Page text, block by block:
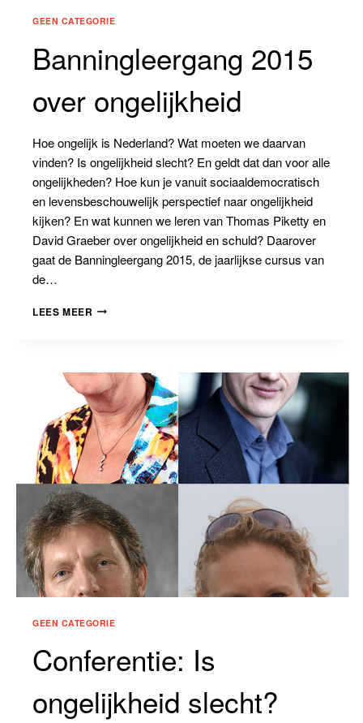
GEEN CATEGORIE
Banningleergang 2015
over ongelijkheid
Hoe ongelijk is Nederland? Wat moeten we daarvan
vinden? Is ongelijkheid slecht? En geldt dat dan voor alle
ongelijkheden? Hoe kun je vanuit sociaaldemocratisch
en levensbeschouwelijk perspectief naar ongelijkheid
kijken? En wat kunnen we leren van Thomas Piketty en
David Graeber over ongelijkheid en schuld? Daarover
gaat de Banningleergang 2015, de jaarlijkse cursus van
de…
LEES MEER BANNINGLEERGANG
GEEN CATEGORIE
Conferentie: Is
ongelijkheid slecht?